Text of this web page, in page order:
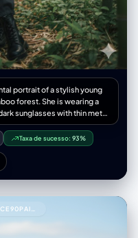
forest. She is wearing a
sunglasses with thin metal
in, and dark grey high-
posture, leaning slightly
Taxa de sucesso: 93%
ROADSIDE ROMANCE90PAIR THESE TWO PEOPLE WITH THIS PROMPT.